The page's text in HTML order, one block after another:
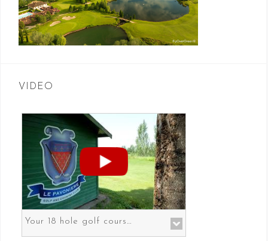
VIDEO
Your 18 hole golf course in Prato the gateway to Florence